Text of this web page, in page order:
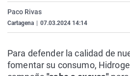
Paco Rivas
Cartagena 07.03.2024 14:14
Para defender la calidad de
fomentar su consumo,